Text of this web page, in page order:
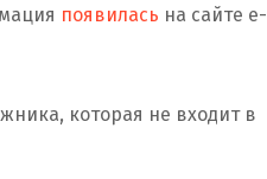
появилась на сайте e-
которая не входит в